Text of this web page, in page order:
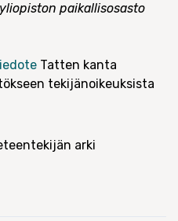
paikallisosasto
Tatten kanta
tekijänoikeuksista
arki